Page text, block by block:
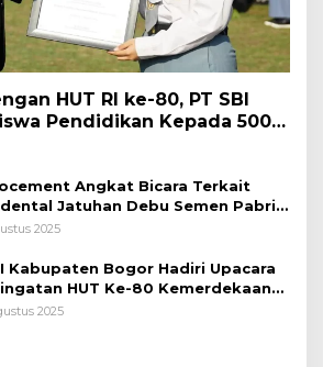
HUT RI ke-80, PT SBI
Pendidikan Kepada 500
Angkat Bicara Terkait
Jatuhan Debu Semen Pabrik
2025
Kabupaten Bogor Hadiri Upacara
HUT Ke-80 Kemerdekaan
Lapangan Tegar Beriman
2025